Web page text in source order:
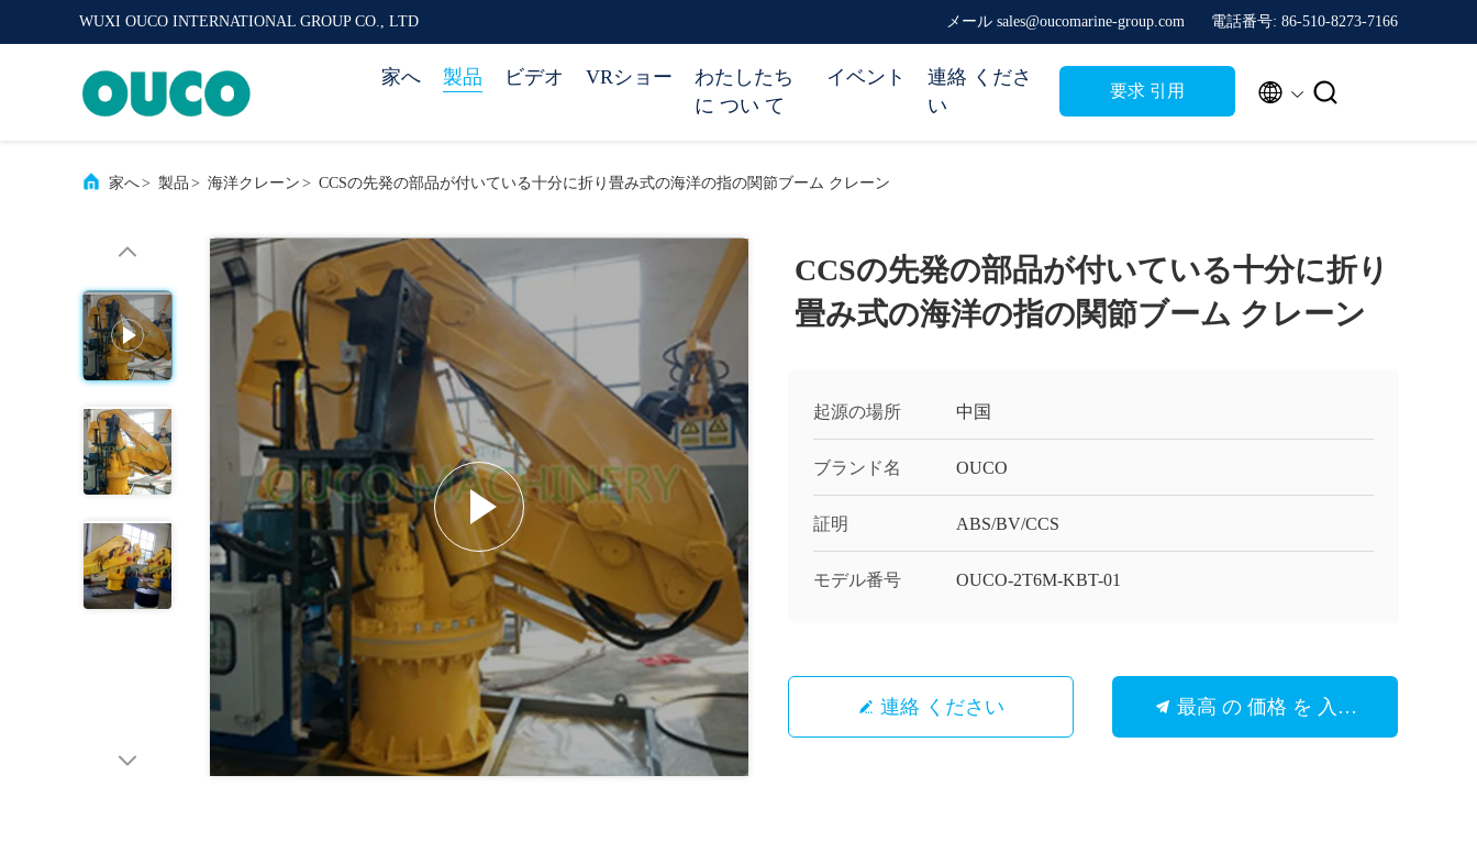
WUXI OUCO INTERNATIONAL GROUP CO., LTD メール sales@oucomarine-group.com 電話番号: 86-510-8273-7166
家へ 製品 ビデオ VRショー
わたしたち
に つい て
イベント
連絡 くださ
い
要求 引用  
家へ> 製品 > 海洋クレーン > CCSの先発の部品が付いている十分に折り畳み式の海洋の指の関節ブーム クレーン
CCSの先発の部品が付いている十分に折り
畳み式の海洋の指の関節ブーム クレーン
起源の場所 中国
ブランド名 OUCO
証明 ABS/BV/CCS
モデル番号 OUCO-2T6M-KBT-01
連絡 ください 最高 の 価格 を 入手 する